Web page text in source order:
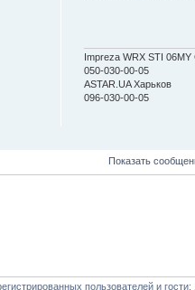
Impreza WRX STI
050-030-00-05
ASTAR.UA Харьков
096-030-00-05
Показать
пользователей и гости: